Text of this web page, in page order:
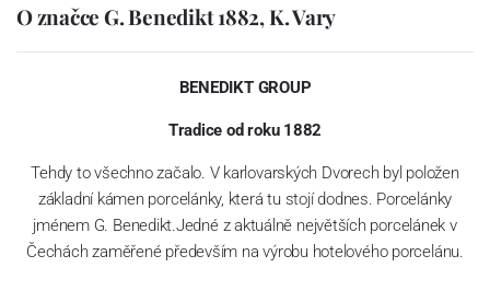
O značce G. Benedikt 1882, K. Vary
BENEDIKT GROUP
Tradice od roku 1882
Tehdy to všechno začalo. V karlovarských Dvorech byl položen
základní kámen porcelánky, která tu stojí dodnes. Porcelánky
jménem G. Benedikt.Jedné z aktuálně největších porcelánek v
Čechách zaměřené především na výrobu hotelového porcelánu.